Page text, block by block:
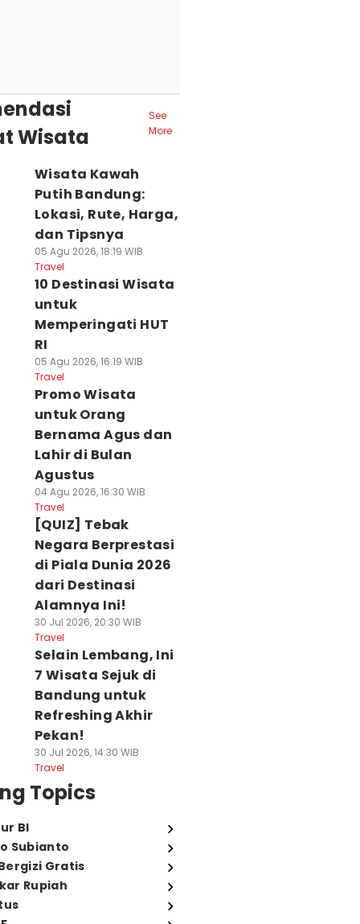
Wisata
See
More
Wisata Kawah
Putih Bandung:
Lokasi, Rute, Harga,
dan Tipsnya
05 Agu 2026, 18:19 WIB
Travel
10 Destinasi Wisata
untuk
Memperingati HUT
RI
05 Agu 2026, 16:19 WIB
Travel
Promo Wisata
untuk Orang
Bernama Agus dan
Lahir di Bulan
Agustus
04 Agu 2026, 16:30 WIB
Travel
[QUIZ] Tebak
Negara Berprestasi
di Piala Dunia 2026
dari Destinasi
Alamnya Ini!
30 Jul 2026, 20:30 WIB
Travel
Selain Lembang, Ini
7 Wisata Sejuk di
Bandung untuk
Refreshing Akhir
Pekan!
30 Jul 2026, 14:30 WIB
Travel
Topics
BI
Subianto
Gratis
Rupiah